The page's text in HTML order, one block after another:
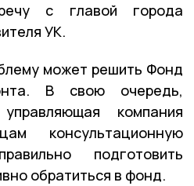
с главой города
УК.
может решить Фонд
В свою очередь,
компания
консультационную
подготовить
обратиться в фонд.